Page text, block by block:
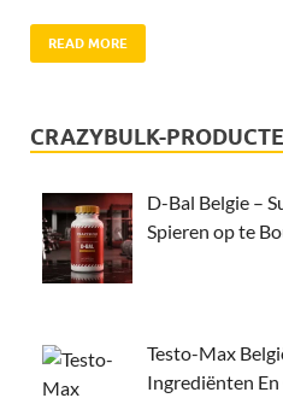
READ MORE
CRAZYBULK-
D-Bal Belgie –
Spieren op te
Testo-Max
Ingrediënten